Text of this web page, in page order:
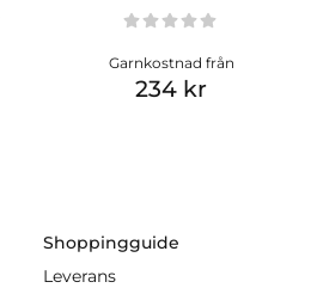
Garnkostnad från
234 kr
Shoppingguide
Leverans